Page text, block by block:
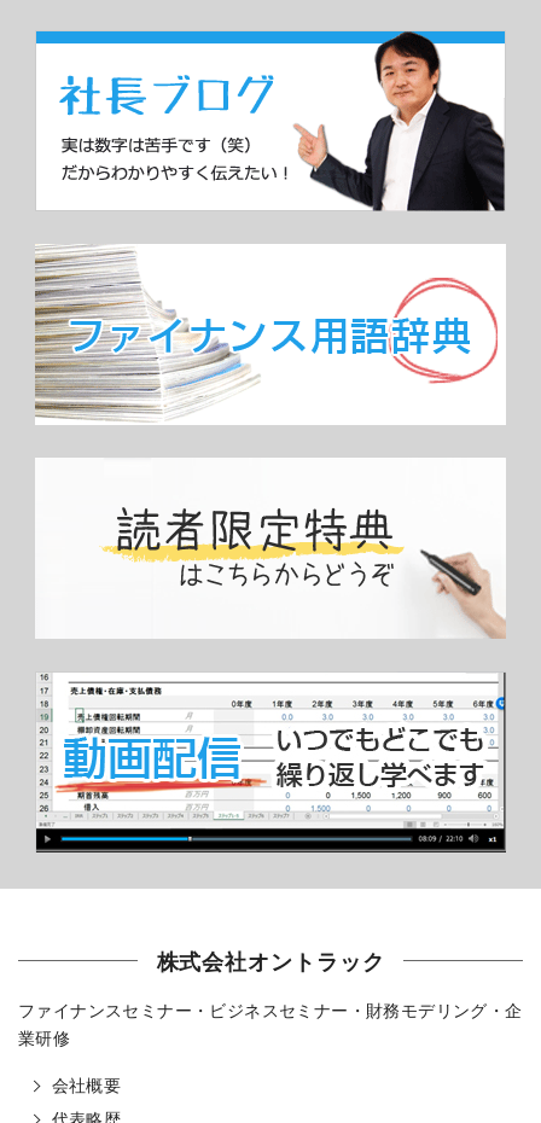
株式会社オントラック
ファイナンスセミナー・ビジネスセミナー・財務モデリング・企
業研修
会社概要